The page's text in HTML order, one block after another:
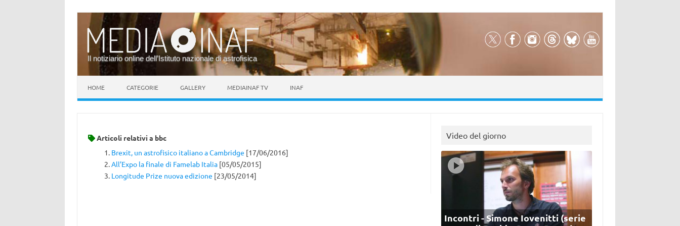
Il notiziario online dell’Istituto nazionale di astrofisica
HOME CATEGORIE GALLERY MEDIAINAF TV INAF
Articoli relativi a bbc
Brexit, un astrofisico italiano a Cambridge [17/06/2016]
All’Expo la finale di Famelab Italia[05/05/2015]
Longitude Prize nuova edizione [23/05/2014]
Video del giorno
Incontri - Simone Iovenitti (serie